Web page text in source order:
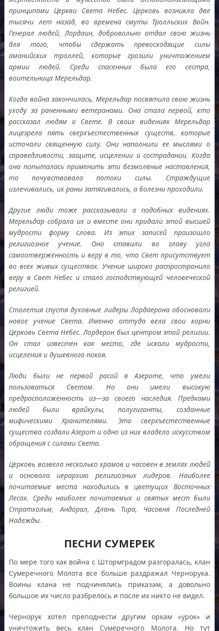
принципами Церкви Света Небес. Церковь возникла две
тысячи лет назад,во времена смуты Тролльских Войн.
Генерал людей, Лордаин,добровольно отдал свою жизнь
для того, чтобы сдержать превосходящие силы
аманийских троллей, которые грозили уничтожением
армии людей. Среди спасенных была его сестра,
воительница Мерельдар.
Когда война закончилась, Мерельдар посвятила свою жизнь
уходу за раненными ветеранами. Она стала первой, кто
рассказал людям о Свете. В своих видениях Мерельдар
лицезрела пять сверхъестественных существ, которые
источали священную силу. Они наполнили ее мыслями о
справедливости, защите,исцелении и сострадании. Когда
она попыталась применить эти безмолвные наставления,
то почувствовала потоки силы. Страждущие
излечивались,их раны затягивались,а болезни проходили.
Другие люди тоже рассказывали о подобных видениях.
Мерельдар собрала их и вместе они придали этой высшей
мудрости форму слова. Из этих записей произошло
религиозное учение. Оно ставили во главу угла
самоотверженность и веру в то, что Свет присутствует
во всех живых существах. Учение широко распространило
веру в Свет Небес и стало господствующей человеческой
религией.
Столетия спустя духовные лидеры Лордаерона обосновали
новое учение Света. Именно оттуда вела свои корни
Церковь Света Небес. Лордерон был центром этой религии.
Он стал известен как место, где искали мудрости,
исцеления и душевного покоя.
Люди были не первой расой в Азероте, что умели
пользоваться Светом. Но они имели высокую
предрасположенность из—за своего наследия. Предками
людей были врайкулы,полугиганты, созданные
мифическими Хранителями. Это сверхъестественные
существа создали Азерот и одно из них владело искусством
обращения с силами Света.
Церковь возвела несколько храмов и часовен в землях людей
и основала иерархию религиозных лидеров. Наиболее
почитаемые места находились в цветущих Восточных
Лесах. Среди наиболее почитаемых и святых мест были
Стратхольм, Андорал, Длань Тира, Часовня Последней
Надежды.
ПЕСНИ СУМЕРЕК
По мере того как война с Штормградом разгоралась, клан
Сумеречного Молота все больше раздражал Чернорука.
Воины клана не подчинялись приказам, а довольно
большое их число разбрелось и после их никто не видел.
Чернорук хотел преподнести другим оркам «урок» и
уничтожить весь клан Сумеречного Молота. Но тут